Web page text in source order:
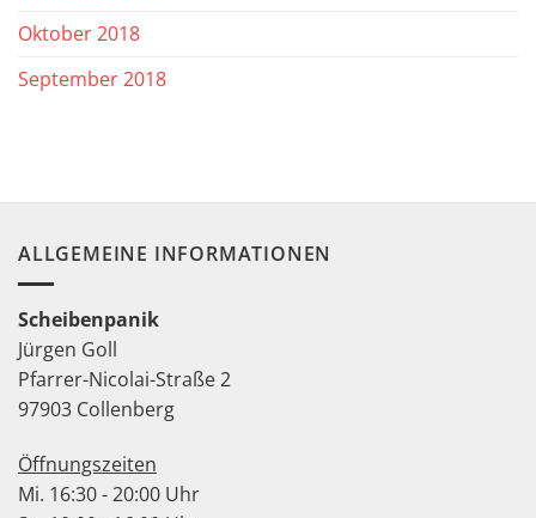
Oktober 2018
September 2018
ALLGEMEINE INFORMATIONEN
Scheibenpanik
Jürgen Goll
Pfarrer-Nicolai-Straße 2
97903 Collenberg
Öffnungszeiten
Mi. 16:30 - 20:00 Uhr